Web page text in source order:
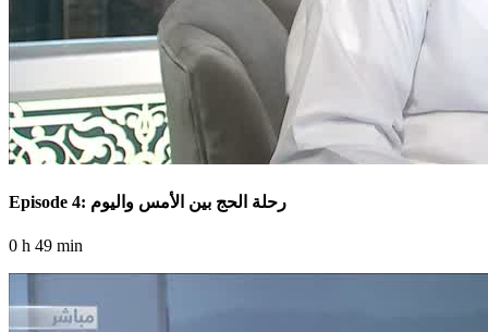
Episode 4: رحلة الحج بين الأمس واليوم
0 h 49 min